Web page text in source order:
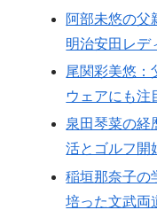
阿部未悠の父
明治安田レデ
尾関彩美悠：
ウェアにも注
泉田琴菜の経
活とゴルフ開
稲垣那奈子の
培った文武両